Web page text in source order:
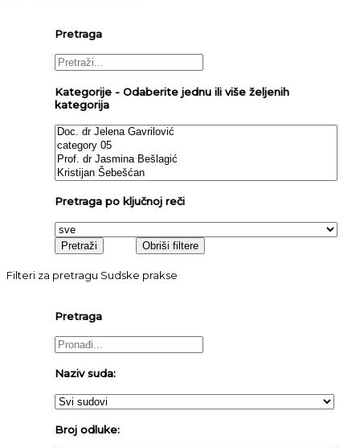
Pretraga
Kategorije - Odaberite jednu ili više željenih
kategorija
Pretraga po ključnoj reči
Filteri za pretragu Sudske prakse
Pretraga
Naziv suda:
Broj odluke: